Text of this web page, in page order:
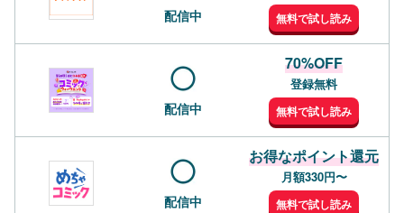
配信中 無料で試し読み
配信中
70%OFF
登録無料
無料で試し読み
配信中
お得なポイント還元
月額330円〜
無料で試し読み